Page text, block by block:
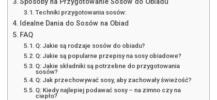
Sposoby na Przygotowanie Sosów do Obiadu
Techniki przygotowania sosów:
Idealne Dania do Sosów na Obiad
FAQ
Q: Jakie są rodzaje sosów do obiadu?
Q: Jakie są popularne przepisy na sosy obiadowe?
Q: Jakie składniki są potrzebne do przygotowania
sosów?
Q: Jak przechowywać sosy, aby zachowały świeżość?
Q: Kiedy najlepiej podawać sosy – na zimno czy na
ciepło?